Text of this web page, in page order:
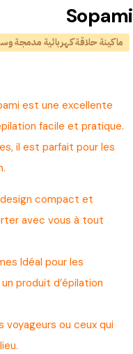
Sopami
ماكينة حلاقة كهربائية مدمجة
est une excellente
facile et pratique.
il est parfait pour les
compact et
avec vous à tout
Idéal pour les
produit d’épilation
voyageurs ou ceux qui